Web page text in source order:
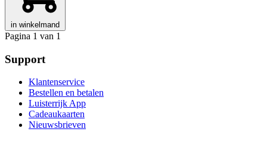
in winkelmand
Pagina 1 van 1
Support
Klantenservice
Bestellen en betalen
Luisterrijk App
Cadeaukaarten
Nieuwsbrieven